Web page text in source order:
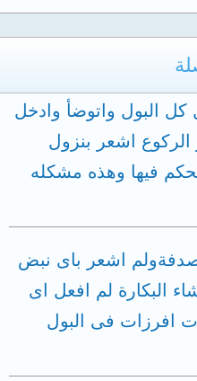
كل البول واتوضأ وادخل
اشعر بنزول
فيها وهذه مشكله
اشعر باى نبض
البكارة لم افعل اى
افرزات فى البول